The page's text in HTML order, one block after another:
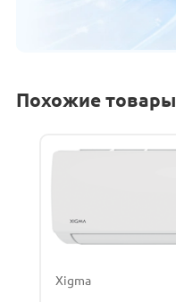
Похожие товары
Xigma